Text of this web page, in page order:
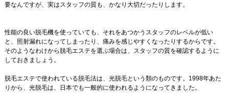
要なんですが、実はスタッフの質も、かなり大切だったりします。
性能の良い脱毛機を使っていても、それをあつかうスタッフのレベルが低い
と、照射漏れになってしまったり、痛みを感じやすくなったりするからです。
そのようなわけから脱毛エステを選ぶ場合は、スタッフの質を確認するように
しておきましょう。
脱毛エステで使われている脱毛法は、光脱毛という類のものです。1998年あた
りから、光脱毛は、日本でも一般的に使われるようになってきました。